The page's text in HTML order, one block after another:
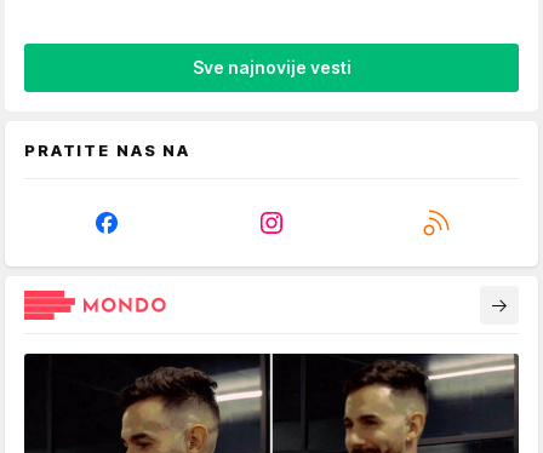
Sve najnovije vesti
PRATITE NAS NA